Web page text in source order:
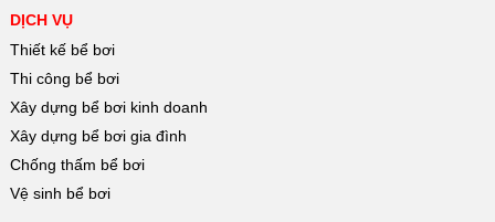
DỊCH VỤ
Thiết kế bể bơi
Thi công bể bơi
Xây dựng bể bơi kinh doanh
Xây dựng bể bơi gia đình
Chống thấm bể bơi
Vệ sinh bể bơi